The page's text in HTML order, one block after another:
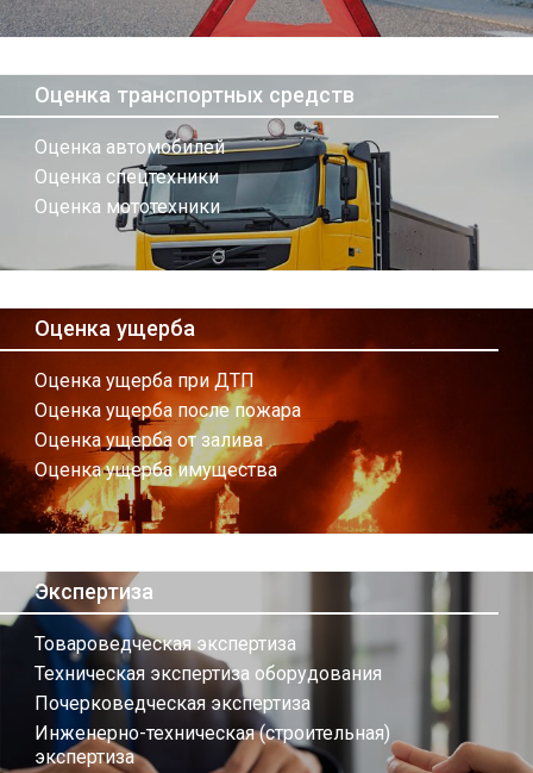
Оценка транспортных средств
Оценка автомобилей
Оценка спецтехники
Оценка мототехники
Оценка ущерба
Оценка ущерба при ДТП
Оценка ущерба после пожара
Оценка ущерба от залива
Оценка ущерба имущества
Экспертиза
Товароведческая экспертиза
Техническая экспертиза оборудования
Почерковедческая экспертиза
Инженерно-техническая (строительная)
экспертиза